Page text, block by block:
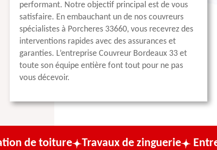
performant. Notre objectif principal est de vous
satisfaire. En embauchant un de nos couvreurs
spécialistes à Porcheres 33660, vous recevrez des
interventions rapides avec des assurances et
garanties. L’entreprise Couvreur Bordeaux 33 et
toute son équipe entière font tout pour ne pas
vous décevoir.
Travaux de zinguerie Entreprise de